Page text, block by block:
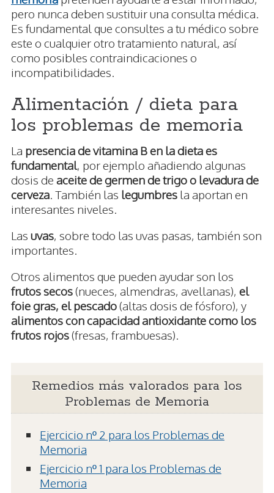
pero nunca deben sustituir una consulta médica.
Es fundamental que consultes a tu médico sobre
este o cualquier otro tratamiento natural, así
como posibles contraindicaciones o
incompatibilidades.
Alimentación / dieta para
los problemas de memoria
La presencia de vitamina B en la dieta es
fundamental, por ejemplo añadiendo algunas
dosis de aceite de germen de trigo o levadura de
cerveza. También las legumbres la aportan en
interesantes niveles.
Las uvas, sobre todo las uvas pasas, también son
importantes.
Otros alimentos que pueden ayudar son los
frutos secos(nueces, almendras, avellanas), el
foie gras, el pescado(altas dosis de fósforo), y
alimentos con capacidad antioxidante como los
frutos rojos(fresas, frambuesas).
Remedios más valorados para los
Problemas de Memoria
Ejercicio nº 2 para los Problemas de
Memoria
Ejercicio nº 1 para los Problemas de
Memoria